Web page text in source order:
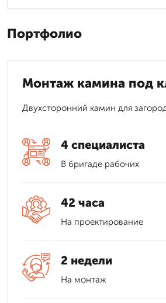
Портфолио
Монтаж камина под
Двухсторонний камин для
4 специалиста
В бригаде рабочих
42 часа
На проектирование
2 недели
На монтаж